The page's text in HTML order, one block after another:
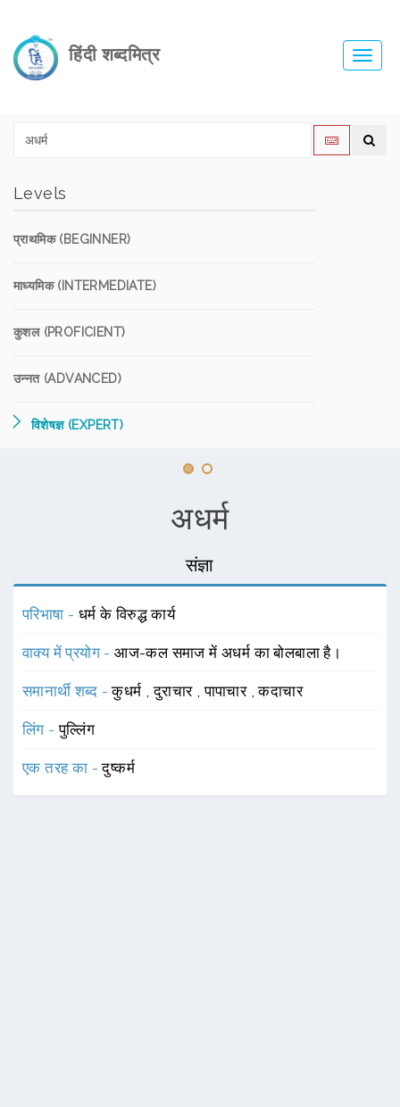
हिंदी शब्दमित्र
Levels
प्राथमिक (BEGINNER)
माध्यमिक (INTERMEDIATE)
कुशल (PROFICIENT)
उन्नत (ADVANCED)
विशेषज्ञ (EXPERT)
अधर्म
संज्ञा
परिभाषा - धर्म के विरुद्ध कार्य
वाक्य में प्रयोग -आज-कल समाज में अधर्म का बोलबाला है।
समानार्थी शब्द -कुधर्म ,दुराचार ,पापाचार ,कदाचार
लिंग -पुल्लिंग
एक तरह का -दुष्कर्म